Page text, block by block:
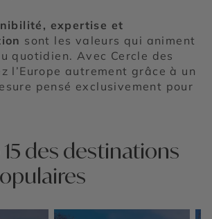
expertise et
sont les valeurs qui animent
quotidien. Avec Cercle des
l’Europe autrement grâce à un
pensé exclusivement pour
des destinations